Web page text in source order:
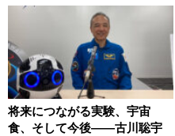
将来につながる実験、宇宙
食、そして今後――古川聡宇